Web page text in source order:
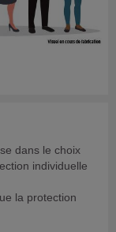
dans le choix
individuelle
la protection